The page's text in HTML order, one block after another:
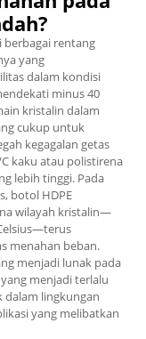
berbagai rentang
yang
dalam kondisi
minus 40
kristalin dalam
cukup untuk
kegagalan getas
kaku atau polistirena
lebih tinggi. Pada
botol HDPE
wilayah kristalin—
menahan beban.
menjadi lunak pada
menjadi terlalu
dalam lingkungan
yang melibatkan